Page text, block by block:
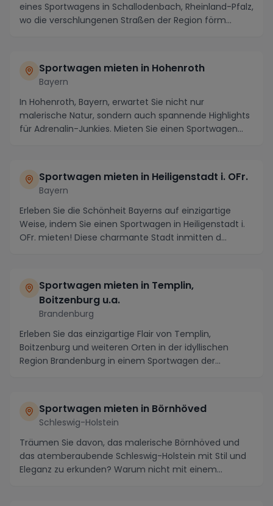
eines Sportwagens in Schallodenbach, Rheinland-Pfalz,
wo die verschlungenen Straßen der Region förm...
Sportwagen mieten in Hohenroth
Bayern
In Hohenroth, Bayern, erwartet Sie nicht nur
malerische Natur, sondern auch spannende Highlights
für Adrenalin-Junkies. Mieten Sie einen Sportwagen
Sportwagen mieten in Heiligenstadt i. OFr.
Bayern
Erleben Sie die Schönheit Bayerns auf einzigartige
Weise, indem Sie einen Sportwagen in Heiligenstadt i.
OFr. mieten! Diese charmante Stadt inmitten d...
Sportwagen mieten in Templin,
Boitzenburg u.a.
Brandenburg
Erleben Sie das einzigartige Flair von Templin,
Boitzenburg und weiteren Orten in der idyllischen
Region Brandenburg in einem Sportwagen der
Sportwagen mieten in Börnhöved
Schleswig-Holstein
Träumen Sie davon, das malerische Börnhöved und
das atemberaubende Schleswig-Holstein mit Stil und
Eleganz zu erkunden? Warum nicht mit einem